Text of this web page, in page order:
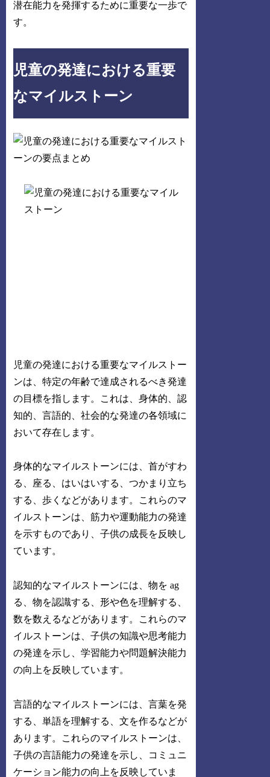
潜在能力を発揮するために重要な一歩で
す。
児童の発達における重要
なマイルストーン
児童の発達における重要なマイルストー
ンは、特定の年齢で達成されるべき発達
の目標を指します。これは、身体的、認
知的、言語的、社会的な発達の各領域に
おいて存在します。
身体的なマイルストーンには、首がすわ
る、座る、はいはいする、つかまり立ち
する、歩くなどがあります。これらのマ
イルストーンは、筋力や運動能力の発達
を示すものであり、子供の成長を反映し
ています。
認知的なマイルストーンには、物を ag
る、物を認識する、形や色を理解する、
数を数えるなどがあります。これらのマ
イルストーンは、子供の知識や思考能力
の発達を示し、学習能力や問題解決能力
の向上を反映しています。
言語的なマイルストーンには、言葉を発
する、単語を理解する、文を作るなどが
あります。これらのマイルストーンは、
子供の言語能力の発達を示し、コミュニ
ケーション能力の向上を反映していま